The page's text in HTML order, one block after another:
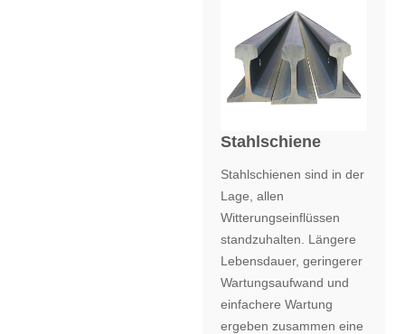
Stahlschiene
Stahlschienen sind in der
Lage, allen
Witterungseinflüssen
standzuhalten. Längere
Lebensdauer, geringerer
Wartungsaufwand und
einfachere Wartung
ergeben zusammen eine